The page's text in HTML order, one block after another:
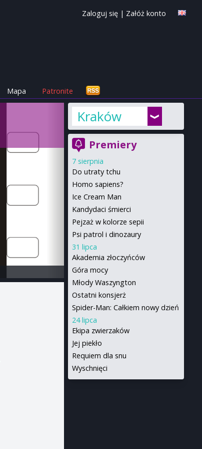
Zaloguj się | Załóż konto
Mapa Patronite
Kraków
Premiery
7 sierpnia
Do utraty tchu
Homo sapiens?
Ice Cream Man
Kandydaci śmierci
Pejzaż w kolorze sepii
Psi patrol i dinozaury
31 lipca
Akademia złoczyńców
Góra mocy
Młody Waszyngton
Ostatni konsjerż
Spider-Man: Całkiem nowy dzień
24 lipca
Ekipa zwierzaków
Jej piekło
Requiem dla snu
Wyschnięci